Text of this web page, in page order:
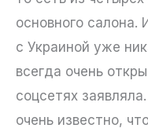
основного салона.
с Украиной уже
всегда очень
соцсетях
очень известно,